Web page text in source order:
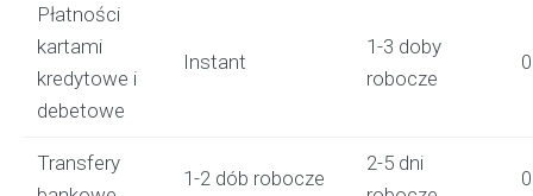
Płatności
kartami
kredytowe i
debetowe
Instant
1-3 doby
robocze
Transfery
1-2 dób robocze
2-5 dni